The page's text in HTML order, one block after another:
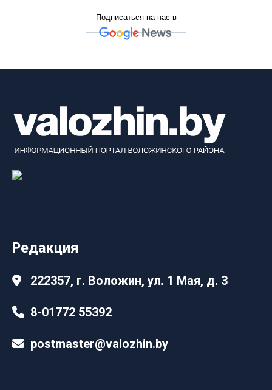
Подписаться на нас в
Редакция
222357, г. Воложин, ул. 1 Мая, д. 3
8-01772 55392
postmaster@valozhin.by